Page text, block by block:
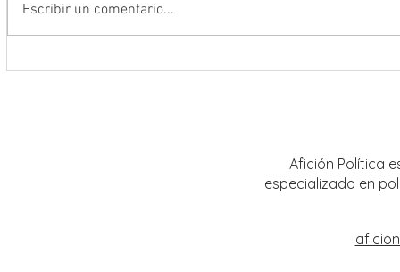
Escribir un comentario...
Afición Política
especializado en